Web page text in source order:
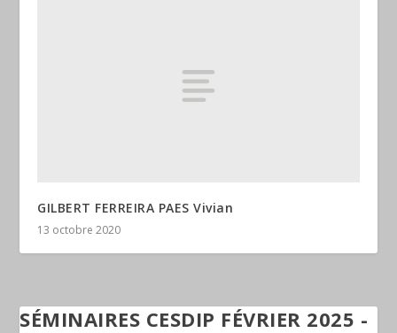
GILBERT FERREIRA PAES Vivian
13 octobre 2020
SÉMINAIRES CESDIP FÉVRIER 2025 -